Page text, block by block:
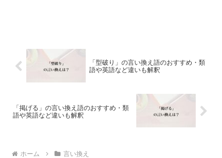
「型破り」の言い換え語のおすすめ・類
語や英語など違いも解釈
「掲げる」の言い換え語のおすすめ・類
語や英語など違いも解釈
ホーム 言い換え